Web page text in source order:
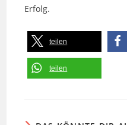
Erfolg.
teilen
teilen